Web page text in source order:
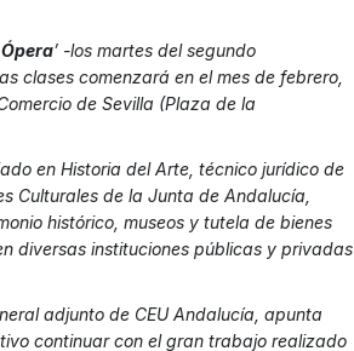
’ -los martes del segundo
clases comenzará en el mes de febrero,
de Sevilla (Plaza de la
en Historia del Arte, técnico jurídico de
Culturales de la Junta de Andalucía,
histórico, museos y tutela de bienes
diversas instituciones públicas y privadas
adjunto de CEU Andalucía, apunta
continuar con el gran trabajo realizado